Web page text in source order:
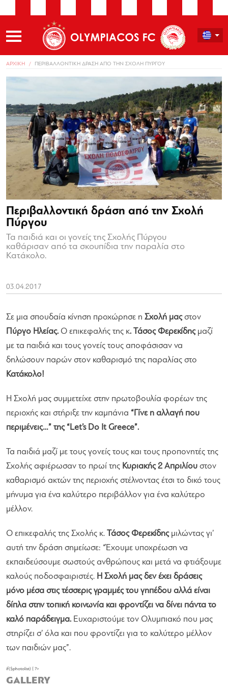
ΑΡΧΙΚΗ ΠΕΡΙΒΑΛΛΟΝΤΙΚΗ ΔΡΑΣΗ ΑΠΟ ΤΗΝ ΣΧΟΛΗ ΠΥΡΓΟΥ
Περιβαλλοντική δράση από την Σχολή
Πύργου
Τα παιδιά και οι γονείς της Σχολής Πύργου
καθάρισαν από τα σκουπίδια την παραλία στο
Κατάκολο.
03.04.2017
Σε μια σπουδαία κίνηση προχώρησε η Σχολή μαςστον
Πύργο Ηλείας. Ο επικεφαλής της κ. Τάσος Φερεκίδηςμαζί
με τα παιδιά και τους γονείς τους αποφάσισαν να
δηλώσουν παρών στον καθαρισμό της παραλίας στο
Κατάκολο!
Η Σχολή μας συμμετείχε στην πρωτοβουλία φορέων της
περιοχής και στήριξε την καμπάνια “Γίνε η αλλαγή που
περιμένεις…” της “Let’s Do It Greece”.
Τα παιδιά μαζί με τους γονείς τους και τους προπονητές της
Σχολής αφιέρωσαν το πρωί της Κυριακής 2 Απριλίου στον
καθαρισμό ακτών της περιοχής στέλνοντας έτσι το δικό τους
μήνυμα για ένα καλύτερο περιβάλλον για ένα καλύτερο
μέλλον.
Ο επικεφαλής της Σχολής κ. Τάσος Φερεκίδης μιλώντας γι’
αυτή την δράση σημείωσε: “Έχουμε υποχρέωση να
εκπαιδεύσουμε σωστούς ανθρώπους και μετά να φτιάξουμε
καλούς ποδοσφαιριστές. Η Σχολή μας δεν έχει δράσεις
μόνο μέσα στις τέσσερις γραμμές του γηπέδου αλλά είναι
δίπλα στην τοπική κοινωνία και φροντίζει να δίνει πάντα το
καλό παράδειγμα. Ευχαριστούμε τον Ολυμπιακό που μας
στηρίζει σ’ όλα και που φροντίζει για το καλύτερο μέλλον
των παιδιών μας”.
if($photolist) { ?>
GALLERY